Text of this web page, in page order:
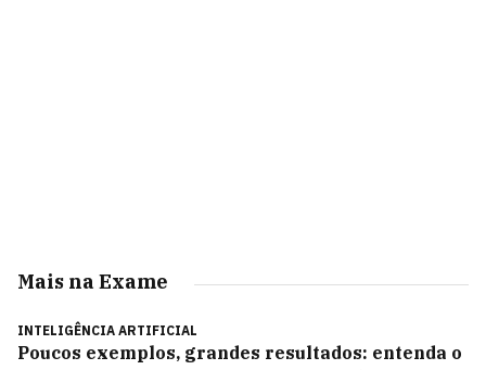
Mais na Exame
INTELIGÊNCIA ARTIFICIAL
Poucos exemplos, grandes resultados: entenda o